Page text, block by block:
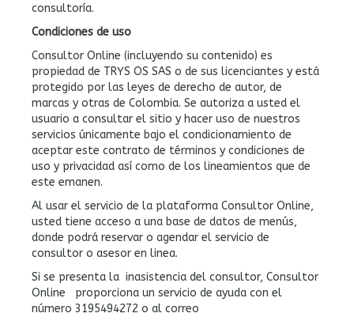
consultoría.
Condiciones de uso
Consultor Online (incluyendo su contenido) es
propiedad de TRYS OS SAS o de sus licenciantes y está
protegido por las leyes de derecho de autor, de
marcas y otras de Colombia. Se autoriza a usted el
usuario a consultar el sitio y hacer uso de nuestros
servicios únicamente bajo el condicionamiento de
aceptar este contrato de términos y condiciones de
uso y privacidad así como de los lineamientos que de
este emanen.
Al usar el servicio de la plataforma Consultor Online,
usted tiene acceso a una base de datos de menús,
donde podrá reservar o agendar el servicio de
consultor o asesor en linea.
Si se presenta la inasistencia del consultor, Consultor
Online proporciona un servicio de ayuda con el
número 3195494272 o al correo